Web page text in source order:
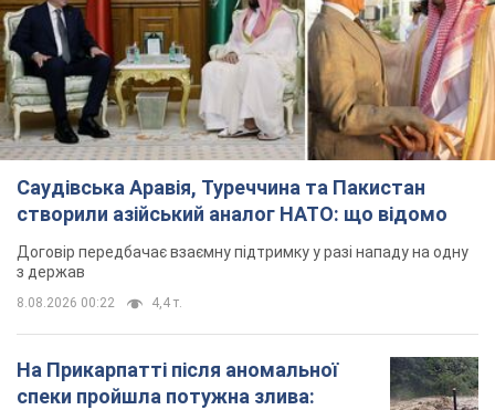
Саудівська Аравія, Туреччина та Пакистан
створили азійський аналог НАТО: що відомо
Договір передбачає взаємну підтримку у разі нападу на одну
з держав
8.08.2026 00:22 4,4 т.
На Прикарпатті після аномальної
спеки пройшла потужна злива: